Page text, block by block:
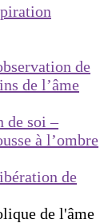
de
de l’âme
de soi –
à l’ombre
de
de l'âme